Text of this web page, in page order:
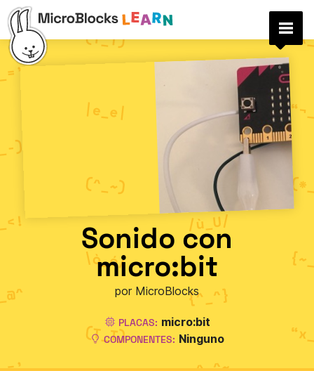
Sonido con
micro:bit
por MicroBlocks
PLACAS: micro:bit
COMPONENTES: Ninguno